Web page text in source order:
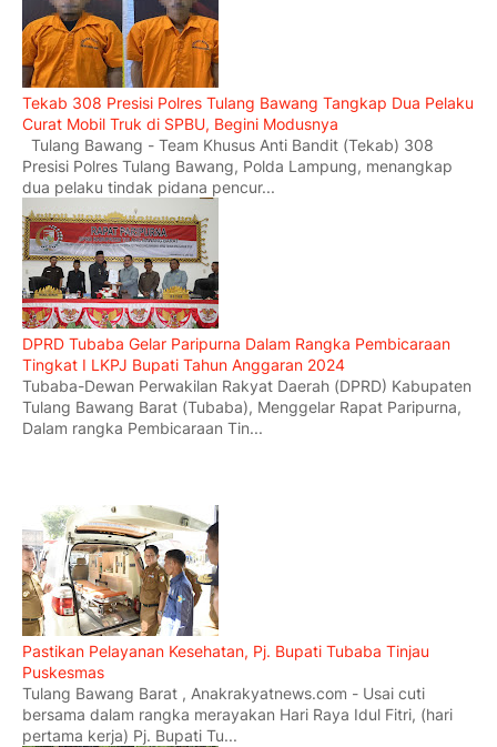
Tekab 308 Presisi Polres Tulang Bawang Tangkap Dua Pelaku
Curat Mobil Truk di SPBU, Begini Modusnya
Tulang Bawang - Team Khusus Anti Bandit (Tekab) 308
Presisi Polres Tulang Bawang, Polda Lampung, menangkap
dua pelaku tindak pidana pencur...
DPRD Tubaba Gelar Paripurna Dalam Rangka Pembicaraan
Tingkat I LKPJ Bupati Tahun Anggaran 2024
Tubaba-Dewan Perwakilan Rakyat Daerah (DPRD) Kabupaten
Tulang Bawang Barat (Tubaba), Menggelar Rapat Paripurna,
Dalam rangka Pembicaraan Tin...
Pastikan Pelayanan Kesehatan, Pj. Bupati Tubaba Tinjau
Puskesmas
Tulang Bawang Barat , Anakrakyatnews.com - Usai cuti
bersama dalam rangka merayakan Hari Raya Idul Fitri, (hari
pertama kerja) Pj. Bupati Tu...